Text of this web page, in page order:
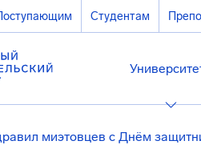
Студентам
миэтовцев с Днём